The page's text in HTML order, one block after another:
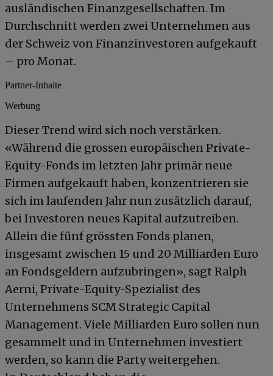
ausländischen Finanzgesellschaften. Im
Durchschnitt werden zwei Unternehmen aus
der Schweiz von Finanzinvestoren aufgekauft
– pro Monat.
Partner-Inhalte
Werbung
Dieser Trend wird sich noch verstärken.
«Während die grossen europäischen Private-
Equity-Fonds im letzten Jahr primär neue
Firmen aufgekauft haben, konzentrieren sie
sich im laufenden Jahr nun zusätzlich darauf,
bei Investoren neues Kapital aufzutreiben.
Allein die fünf grössten Fonds planen,
insgesamt zwischen 15 und 20 Milliarden Euro
an Fondsgeldern aufzubringen», sagt Ralph
Aerni, Private-Equity-Spezialist des
Unternehmens SCM Strategic Capital
Management. Viele Milliarden Euro sollen nun
gesammelt und in Unternehmen investiert
werden, so kann die Party weitergehen.